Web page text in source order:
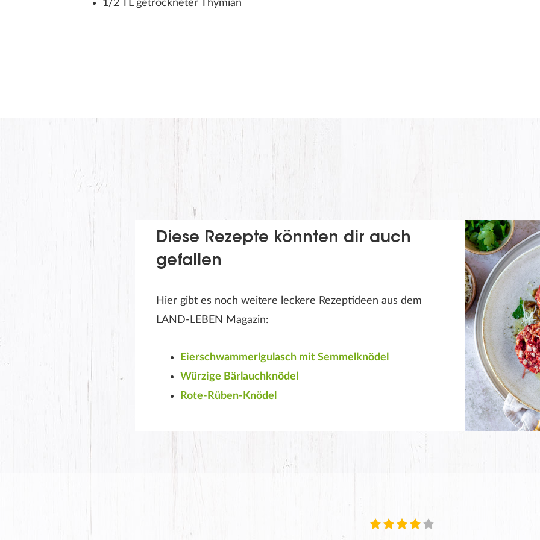
1/2 TL getrockneter Thymian
Diese Rezepte könnten dir auch
gefallen
Hier gibt es noch weitere leckere Rezeptideen aus dem
LAND-LEBEN Magazin:
Eierschwammerlgulasch mit Semmelknödel
Würzige Bärlauchknödel
Rote-Rüben-Knödel